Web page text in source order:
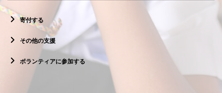
寄付する
その他の支援
ボランティアに参加する